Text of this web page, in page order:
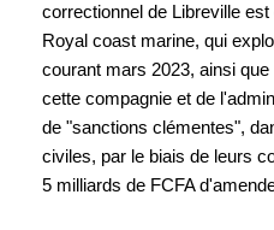
correctionnel de Libreville
Royal coast marine, qui
courant mars 2023, ainsi
cette compagnie et de
de "sanctions clémentes",
civiles, par le biais de leurs
5 milliards de FCFA